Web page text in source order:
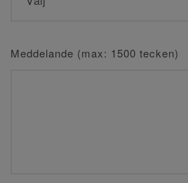
Meddelande (max: 1500 tecken)